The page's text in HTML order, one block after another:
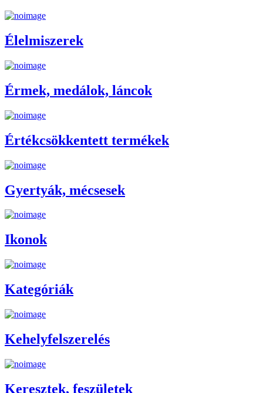
Élelmiszerek
Érmek, medálok, láncok
Értékcsökkentett termékek
Gyertyák, mécsesek
Ikonok
Kategóriák
Kehelyfelszerelés
Keresztek, feszületek